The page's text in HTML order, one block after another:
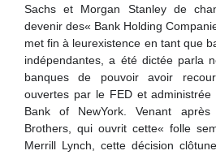
Sachs et Morgan Stanley de
devenir des« Bank Holding
met fin à leurexistence en tant que
indépendantes, a été dictée parla
banques de pouvoir avoir
ouvertes par le FED et
Bank of NewYork. Venant
Brothers, qui ouvrit cette« folle
Merrill Lynch, cette décision